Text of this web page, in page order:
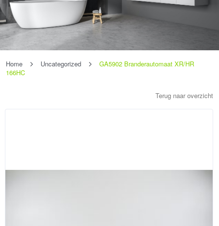
Home Uncategorized
GA5902 Branderautomaat XR/HR
166HC
Terug naar overzicht